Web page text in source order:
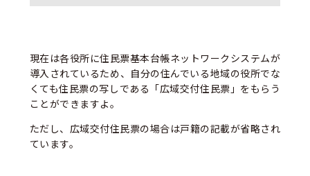
現在は各役所に住民票基本台帳ネットワークシステムが
導入されているため、自分の住んでいる地域の役所でな
くても住民票の写しである「広域交付住民票」をもらう
ことができますよ。
ただし、広域交付住民票の場合は戸籍の記載が省略され
ています。